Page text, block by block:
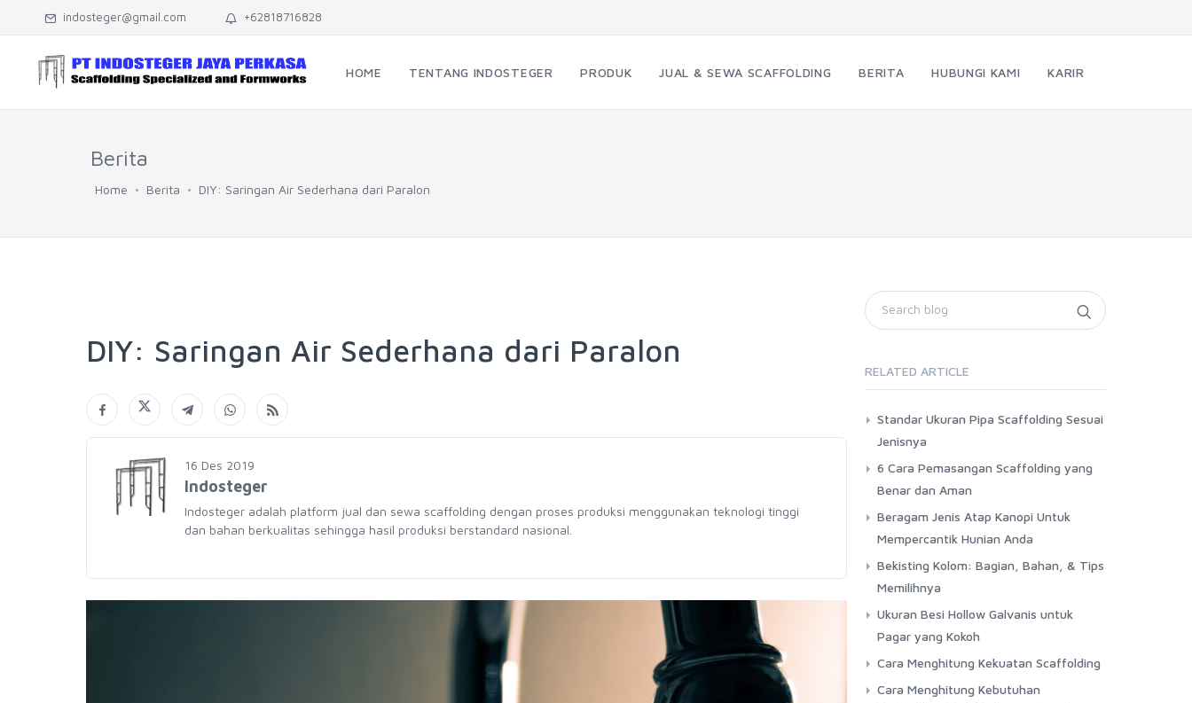
indosteger@gmail.com +62818716828
HOME TENTANG INDOSTEGER PRODUK JUAL & SEWA SCAFFOLDING BERITA HUBUNGI KAMI KARIR
Berita
Home Berita DIY: Saringan Air Sederhana dari Paralon
DIY: Saringan Air Sederhana dari Paralon
16 Des 2019
Indosteger
Indosteger adalah platform jual dan sewa scaffolding dengan proses produksi menggunakan teknologi tinggi
dan bahan berkualitas sehingga hasil produksi berstandard nasional.
RELATED ARTICLE
Standar Ukuran Pipa Scaffolding Sesuai
Jenisnya
6 Cara Pemasangan Scaffolding yang
Benar dan Aman
Beragam Jenis Atap Kanopi Untuk
Mempercantik Hunian Anda
Bekisting Kolom: Bagian, Bahan, & Tips
Memilihnya
Ukuran Besi Hollow Galvanis untuk
Pagar yang Kokoh
Cara Menghitung Kekuatan Scaffolding
Cara Menghitung Kebutuhan